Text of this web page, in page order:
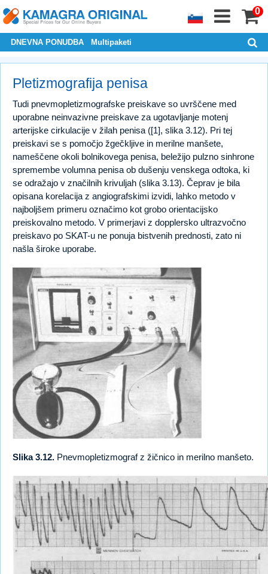
0
DNEVNA PONUDBA Multipaketi
Pletizmografija penisa
Tudi pnevmopletizmografske preiskave so uvrščene med
uporabne neinvazivne preiskave za ugotavljanje motenj
arterijske cirkulacije v žilah penisa ([1], slika 3.12). Pri tej
preiskavi se s pomočjo žgečkljive in merilne manšete,
nameščene okoli bolnikovega penisa, beležijo pulzno sinhrone
spremembe volumna penisa ob dušenju venskega odtoka, ki
se odražajo v značilnih krivuljah (slika 3.13). Čeprav je bila
opisana korelacija z angiografskimi izvidi, lahko metodo v
najboljšem primeru označimo kot grobo orientacijsko
preiskovalno metodo. V primerjavi z dopplersko ultrazvočno
preiskavo po SKAT-u ne ponuja bistvenih prednosti, zato ni
našla široke uporabe.
Slika 3.12. Pnevmopletizmograf z žičnico in merilno manšeto.